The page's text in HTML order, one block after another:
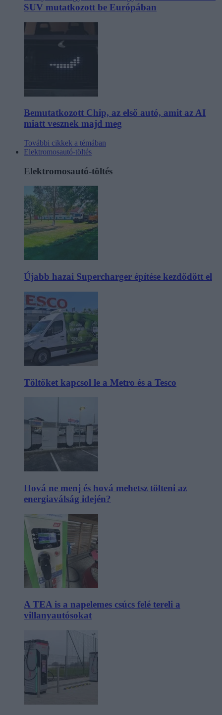
SUV mutatkozott be Európában
Bemutatkozott Chip, az első autó, amit az AI
miatt vesznek majd meg
További cikkek a témában
Elektromosautó-töltés
Elektromosautó-töltés
Újabb hazai Supercharger építése kezdődött el
Töltőket kapcsol le a Metro és a Tesco
Hová ne menj és hová mehetsz tölteni az
energiaválság idején?
A TEA is a napelemes csúcs felé tereli a
villanyautósokat